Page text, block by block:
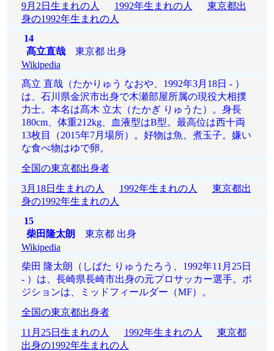
9月2日生まれの人
1992年生まれの人
東京都出
身の1992年生まれの人
14
髙立直哉東京都 出身
Wikipedia
髙立 直哉（たかりゅう なおや、1992年3月18日 - ）
は、石川県金沢市出身で木瀬部屋所属の現役大相撲
力士。本名は髙木 立太（たかぎ りゅうた）。身長
180cm、体重212kg、血液型はB型。最高位は西十両
13枚目（2015年7月場所）。好物は魚、煮玉子。嫌い
な食べ物はゆで卵。
全国の東京都出身者
3月18日生まれの人
1992年生まれの人
東京都出
身の1992年生まれの人
15
柴田隆太朗 東京都 出身
Wikipedia
柴田 隆太朗（しばた りゅうたろう、1992年11月25日
- ）は、長崎県長崎市出身の元プロサッカー選手。ポ
ジションは、ミッドフィールダー（MF）。
全国の東京都出身者
11月25日生まれの人
1992年生まれの人
東京都
出身の1992年生まれの人